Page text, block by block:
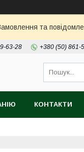
та
63-28 +380 (50) 861-
КОНТАКТИ